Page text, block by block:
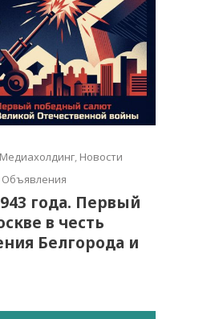
Медиахолдинг, Новости
Объявления
года. Первый
в честь
Белгорода и